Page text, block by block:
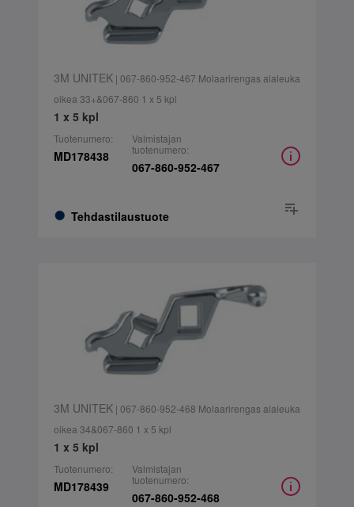
3M UNITEK| 067-860-952-467 Molaarirengas alaleuka
oikea 33+&067-860 1 x 5 kpl
1 x 5 kpl
Tuotenumero:
MD178438
Tehdastilaustuote
Valmistajan
tuotenumero:
067-860-952-467
3M UNITEK| 067-860-952-468 Molaarirengas alaleuka
oikea 34&067-860 1 x 5 kpl
1 x 5 kpl
Tuotenumero:
MD178439
Valmistajan
tuotenumero:
067-860-952-468